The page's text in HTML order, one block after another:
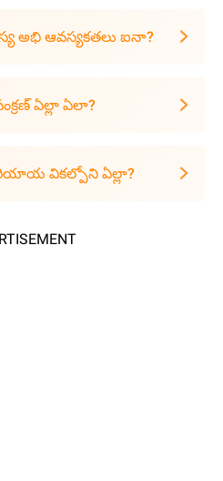
అభి ఆవస్యకతలు ఐనా?
ఏల్లా ఏలా?
వికల్పోని ఏల్లా?